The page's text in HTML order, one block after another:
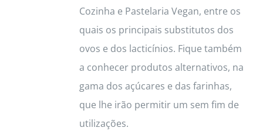
Cozinha e Pastelaria Vegan, entre os
quais os principais substitutos dos
ovos e dos lacticínios. Fique também
a conhecer produtos alternativos, na
gama dos açúcares e das farinhas,
que lhe irão permitir um sem fim de
utilizações.